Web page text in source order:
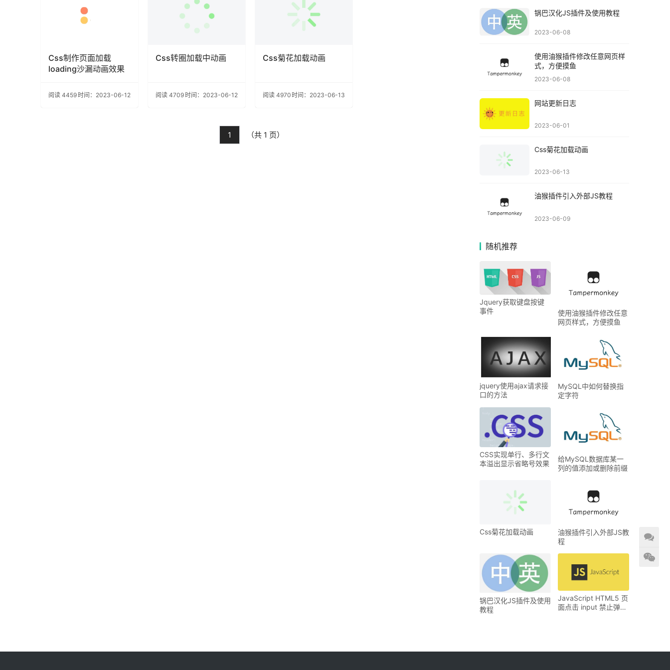
Css制作页面加载
loading沙漏动画效果
阅读 4459 时间：2023-06-12
Css转圈加载中动画
阅读 4709 时间：2023-06-12
Css菊花加载动画
阅读 4970 时间：2023-06-13
1 （共 1 页）
锅巴汉化JS插件及使用教程
2023-06-08
使用油猴插件修改任意网页样
式，方便摸鱼
2023-06-08
网站更新日志
2023-06-01
Css菊花加载动画
2023-06-13
油猴插件引入外部JS教程
2023-06-09
随机推荐
Jquery获取键盘按键
事件
使用油猴插件修改任意
网页样式，方便摸鱼
jquery使用ajax请求接
口的方法
MySQL中如何替换指
定字符
CSS实现单行、多行文
本溢出显示省略号效果
给MySQL数据库某一
列的值添加或删除前缀
Css菊花加载动画
油猴插件引入外部JS教
程
锅巴汉化JS插件及使用
教程
JavaScript HTML5 页
面点击 input 禁止弹出